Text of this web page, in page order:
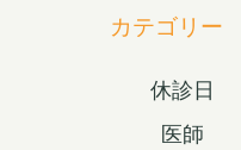
カテゴリー
休診日
医師